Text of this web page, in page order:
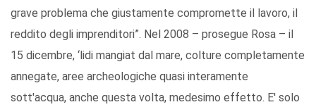
grave problema che giustamente compromette il lavoro, il
reddito degli imprenditori”. Nel 2008 – prosegue Rosa – il
15 dicembre, ‘lidi mangiat dal mare, colture completamente
annegate, aree archeologiche quasi interamente
sott'acqua, anche questa volta, medesimo effetto. E' solo